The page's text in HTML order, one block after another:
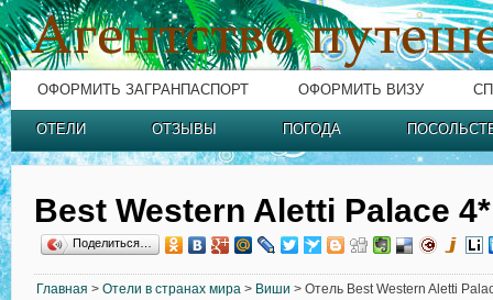
ОФОРМИТЬ ЗАГРАНПАСПОРТ ОФОРМИТЬ ВИЗУ
ОТЕЛИ ОТЗЫВЫ ПОГОДА
Best Western Aletti Palace 4*
Поделиться…
Главная > Отели в странах мира > Виши > Отель Best Western Aletti